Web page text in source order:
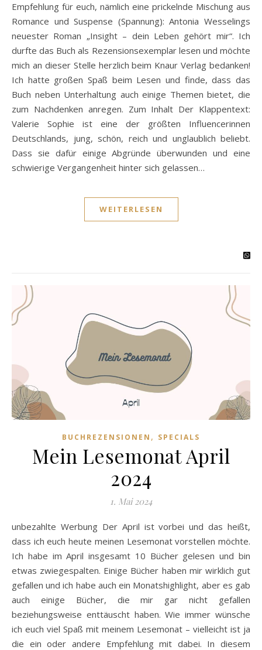
Empfehlung für euch, nämlich eine prickelnde Mischung aus
Romance und Suspense (Spannung): Antonia Wesselings
neuester Roman „Insight – dein Leben gehört mir“. Ich
durfte das Buch als Rezensionsexemplar lesen und möchte
mich an dieser Stelle herzlich beim Knaur Verlag bedanken!
Ich hatte großen Spaß beim Lesen und finde, dass das
Buch neben Unterhaltung auch einige Themen bietet, die
zum Nachdenken anregen. Zum Inhalt Der Klappentext:
Valerie Sophie ist eine der größten Influencerinnen
Deutschlands, jung, schön, reich und unglaublich beliebt.
Dass sie dafür einige Abgründe überwunden und eine
schwierige Vergangenheit hinter sich gelassen…
WEITERLESEN
BUCHREZENSIONEN , SPECIALS
Mein Lesemonat April
2024
1. Mai 2024
unbezahlte Werbung Der April ist vorbei und das heißt,
dass ich euch heute meinen Lesemonat vorstellen möchte.
Ich habe im April insgesamt 10 Bücher gelesen und bin
etwas zwiegespalten. Einige Bücher haben mir wirklich gut
gefallen und ich habe auch ein Monatshighlight, aber es gab
auch einige Bücher, die mir gar nicht gefallen
beziehungsweise enttäuscht haben. Wie immer wünsche
ich euch viel Spaß mit meinem Lesemonat – vielleicht ist ja
die ein oder andere Empfehlung mit dabei. In diesem